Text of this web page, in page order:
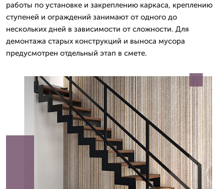
работы по установке и закреплению каркаса, креплению
ступеней и ограждений занимают от одного до
нескольких дней в зависимости от сложности. Для
демонтажа старых конструкций и выноса мусора
предусмотрен отдельный этап в смете.